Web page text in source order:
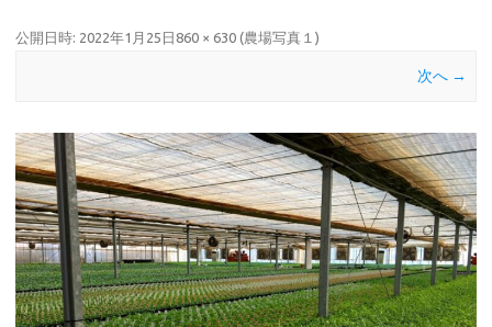
公開日時: 2022年1月25日 860 × 630 (農場写真１ )
次へ →